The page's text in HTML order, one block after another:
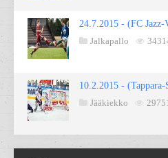
24.7.2015 - (FC
Jalkapallo
10.2.2015 - (Tappara-
Jääkiekko
29751